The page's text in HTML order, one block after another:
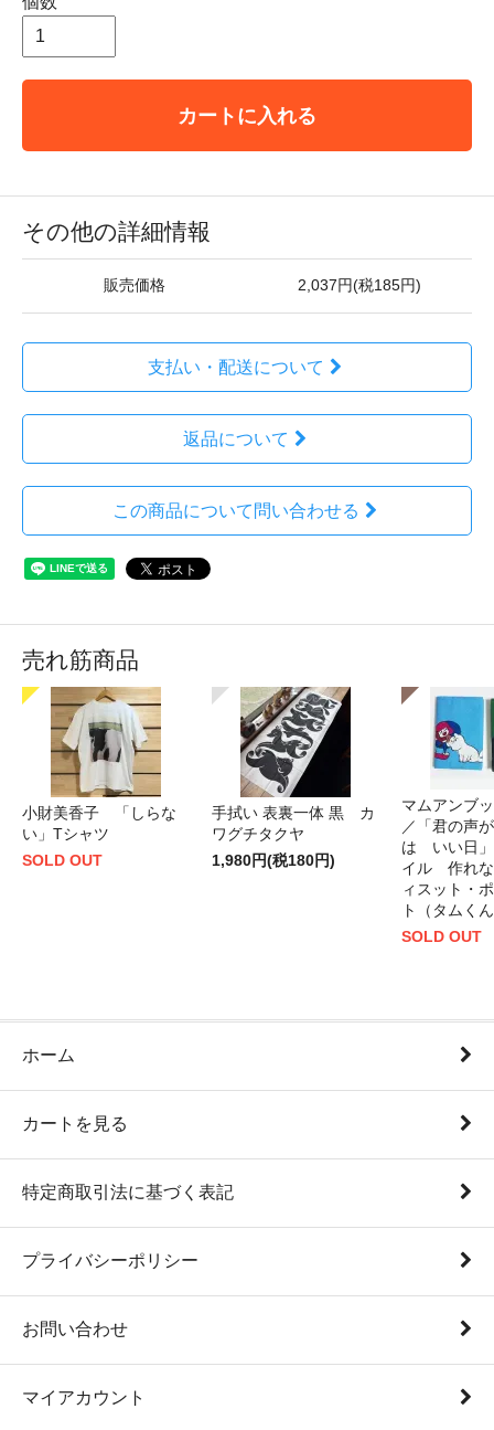
カートに入れる
その他の詳細情報
販売価格 2,037円(税185円)
支払い・配送について
返品について
この商品について問い合わせる
売れ筋商品
小財美香子 「しらな
い」Tシャツ
SOLD OUT
手拭い 表裏一体 黒 カ
ワグチタクヤ
1,980円(税180円)
マムアンブ
／「君の声
は いい日」
イル 作れ
ィスット・
ト（タムく
SOLD OUT
ホーム
カートを見る
特定商取引法に基づく表記
プライバシーポリシー
お問い合わせ
マイアカウント